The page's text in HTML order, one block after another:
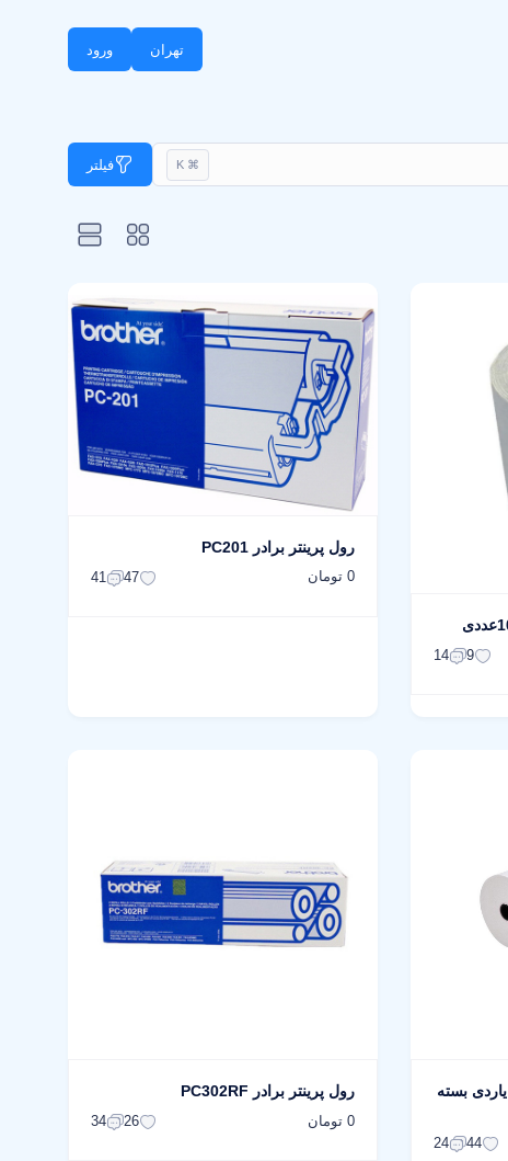
تهران ورود
⌘ K فیلتر
9
14
رول پرینتر برادر PC201
0 تومان 47
41
رول حرارتی هانسول مدل 40 یاردی بسته
44
24
رول پرینتر برادر PC302RF
0 تومان 26
34